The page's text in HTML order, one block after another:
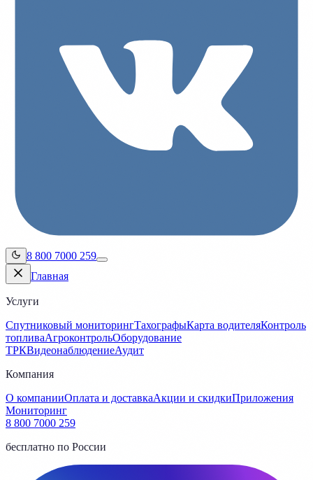
8 800 7000 259
Главная
Услуги
Спутниковый мониторингТахографыКарта водителяКонтроль
топливаАгроконтрольОборудование
ТРКВидеонаблюдениеАудит
Компания
О компанииОплата и доставкаАкции и скидкиПриложения
Мониторинг
8 800 7000 259
бесплатно по России